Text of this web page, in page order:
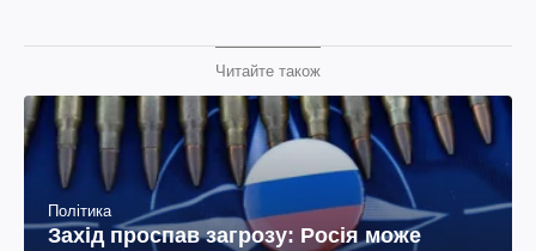
Читайте також
Політика
Захід проспав загрозу: Росія може